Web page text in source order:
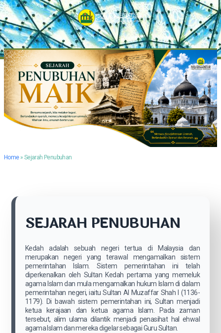
Home» Sejarah Penubuhan
SEJARAH PENUBUHAN
Kedah adalah sebuah negeri tertua di Malaysia dan
merupakan negeri yang terawal mengamalkan sistem
pemerintahan Islam. Sistem pemerintahan ini telah
diperkenalkan oleh Sultan Kedah pertama yang memeluk
agama Islam dan mula mengamalkan hukum Islam di dalam
pemerintahan negeri, iaitu Sultan Al Muzaffar Shah I (1136-
1179). Di bawah sistem pemerintahan ini, Sultan menjadi
ketua kerajaan dan ketua agama Islam. Pada zaman
tersebut, alim ulama dilantik menjadi penasihat hal ehwal
agama Islam dan mereka digelar sebagai Guru Sultan.